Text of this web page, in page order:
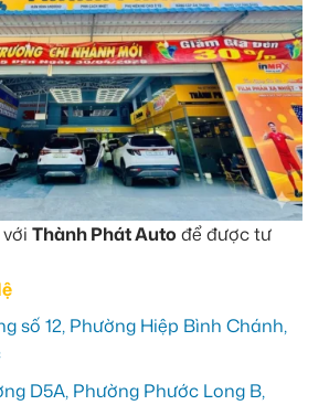
Thành Phát Auto để được tư
số 12, Phường Hiệp Bình Chánh,
D5A, Phường Phước Long B,